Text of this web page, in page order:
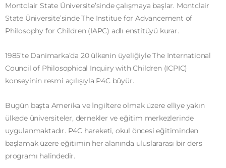
Montclair State Üniversite’sinde çalışmaya başlar. Montclair
State Üniversite’sinde The Institue for Advancement of
Philosophy for Children (IAPC) adlı enstitüyü kurar.
1985’te Danimarka’da 20 ülkenin üyeliğiyle The International
Council of Philosophical Inquiry with Children (ICPIC)
konseyinin resmi açılışıyla P4C büyür.
Bugün başta Amerika ve İngiltere olmak üzere elliye yakın
ülkede üniversiteler, dernekler ve eğitim merkezlerinde
uygulanmaktadır. P4C hareketi, okul öncesi eğitiminden
başlamak üzere eğitimin her alanında uluslararası bir ders
programı halindedir.